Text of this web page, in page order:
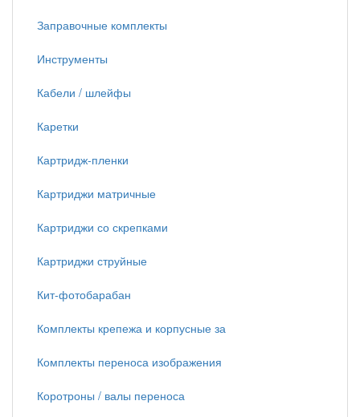
Заправочные комплекты
Инструменты
Кабели / шлейфы
Каретки
Картридж-пленки
Картриджи матричные
Картриджи со скрепками
Картриджи струйные
Кит-фотобарабан
Комплекты крепежа и корпусные за
Комплекты переноса изображения
Коротроны / валы переноса